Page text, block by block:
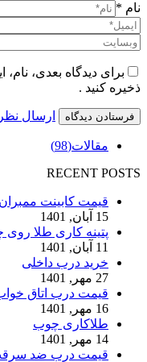
نام *
برای دیدگاه بعدی،
ذخیره کنید .
ارسال نظر
مقالات(98)
RECENT POSTS
قیمت کابینت ممبران
15 آبان, 1401
پتینه کاری طلا
11 آبان, 1401
خرید درب داخلی
27 مهر, 1401
قیمت درب اتاق
16 مهر, 1401
طلاکاری چوب
14 مهر, 1401
قیمت درب ضد